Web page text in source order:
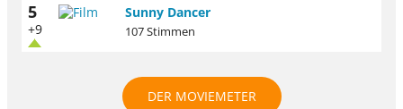
5
+9
Sunny Dancer
107 Stimmen
DER MOVIEMETER